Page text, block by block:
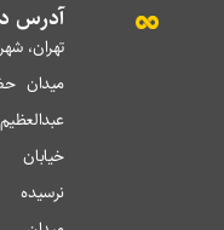
آدرس دفتر
تهران، شهر ری،
میدان حضرت
عبدالعظیم،
خیابان قم،
نرسیده به